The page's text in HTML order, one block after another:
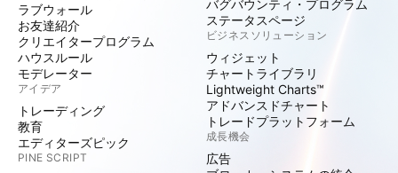
ラブウォール
お友達紹介
クリエイタープログラム
ハウスルール
モデレーター
アイデア
トレーディング
教育
エディターズピック
PINE SCRIPT
バグバウンティ・プログラム
ステータスページ
ビジネスソリューション
ウィジェット
チャートライブラリ
Lightweight Charts™
アドバンスドチャート
トレードプラットフォーム
成長機会
広告